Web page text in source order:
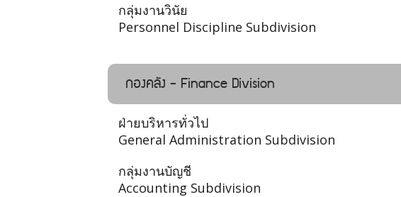
กลุ่มงานวินัย
Personnel Discipline Subdivision
กองคลัง - Finance Division
ฝ่ายบริหารทั่วไป
General Administration Subdivision
กลุ่มงานบัญชี
Accounting Subdivision